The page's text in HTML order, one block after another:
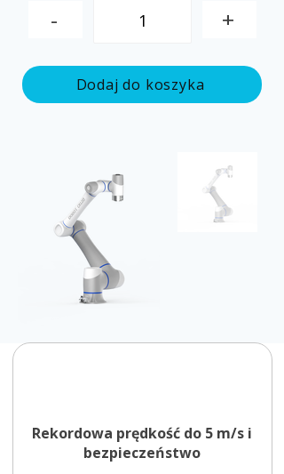
- +
Dodaj do koszyka
Rekordowa prędkość do 5 m/s i
bezpieczeństwo